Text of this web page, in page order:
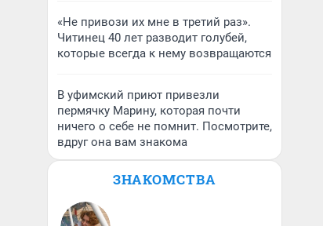
«Не привози их мне в третий раз».
Читинец 40 лет разводит голубей,
которые всегда к нему возвращаются
В уфимский приют привезли
пермячку Марину, которая почти
ничего о себе не помнит. Посмотрите,
вдруг она вам знакома
ЗНАКОМСТВА